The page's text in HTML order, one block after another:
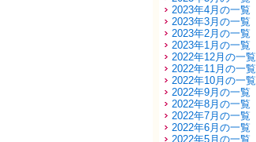
2023年4月の一覧
2023年3月の一覧
2023年2月の一覧
2023年1月の一覧
2022年12月の一覧
2022年11月の一覧
2022年10月の一覧
2022年9月の一覧
2022年8月の一覧
2022年7月の一覧
2022年6月の一覧
2022年5月の一覧